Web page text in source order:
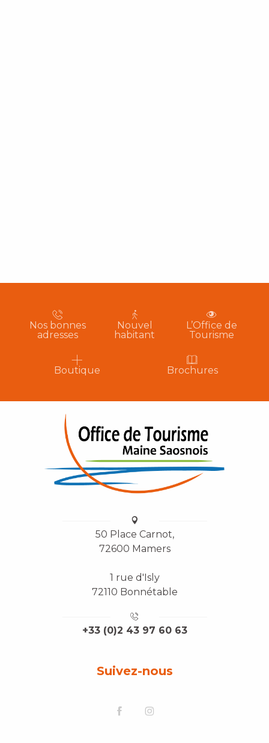
Nos bonnes
adresses
Nouvel
habitant
L’Office de
Tourisme
Boutique Brochures
50 Place Carnot,
72600 Mamers
1 rue d'Isly
72110 Bonnétable
+33 (0)2 43 97 60 63
Suivez-nous